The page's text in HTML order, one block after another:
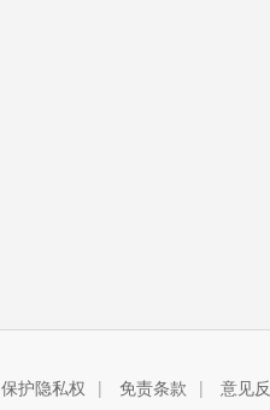
保护隐私权 | 免责条款 | 意见